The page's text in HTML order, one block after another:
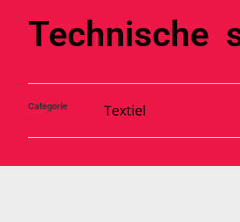
Technische
Categorie Textiel